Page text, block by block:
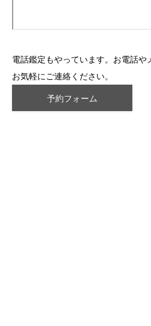
電話鑑定もやっています。お電話や
お気軽にご連絡ください。
予約フォーム